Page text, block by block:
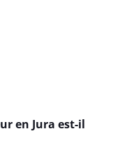
en Jura est-il